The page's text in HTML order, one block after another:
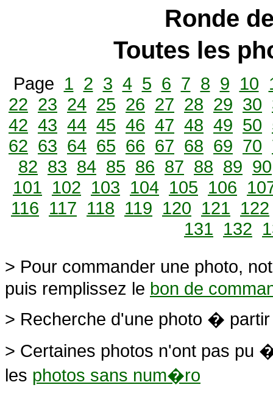
Ronde
Toutes les
Page 1 2 3 4 5 6 7 8 9 10
22 23 24 25 26 27 28 29 30
42 43 44 45 46 47 48 49 50
62 63 64 65 66 67 68 69 70
82 83 84 85 86 87 88 89 90
101 102 103 104 105 106
116 117 118 119 120 121 122
131 132
> Pour commander une photo,
puis remplissez le bon de
> Recherche d'une photo �
> Certaines photos n'ont pas
les photos sans num�ro